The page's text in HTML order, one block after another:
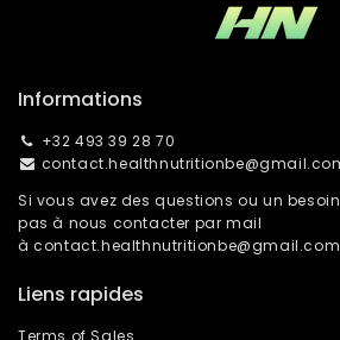
Informations
+32 493 39 28 70
Si vous avez des questions ou un
pas à nous contacter par mail
àcontact.healthnutritionbe@gmail.com
Liens rapides
Terms of Sales